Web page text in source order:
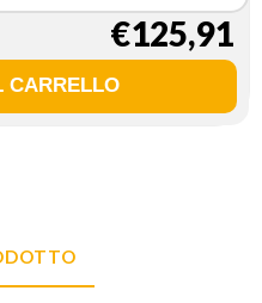
€125,91